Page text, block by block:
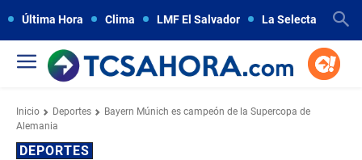
Última Hora Clima LMF El Salvador La Selecta
Inicio Deportes
Bayern Múnich es campeón de la Supercopa de
Alemania
DEPORTES